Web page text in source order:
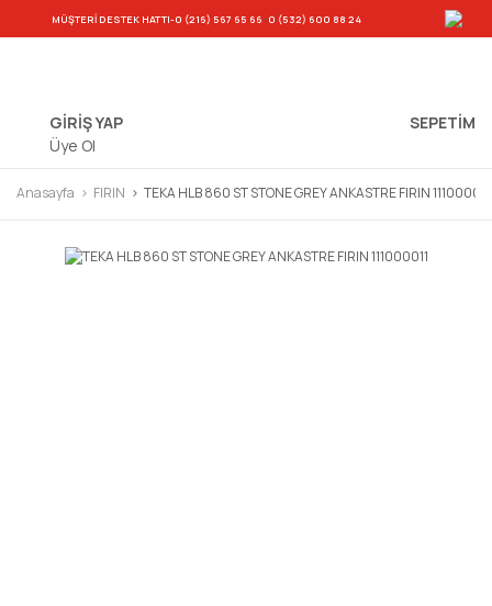
MÜŞTERİ DESTEK HATTI-0 (216) 567 65 66-0 (532) 600 88 24
GİRİŞ YAP
Üye Ol
SEPETIM
Anasayfa FIRIN TEKA HLB 860 ST STONE GREY ANKASTRE FIRIN 111000011